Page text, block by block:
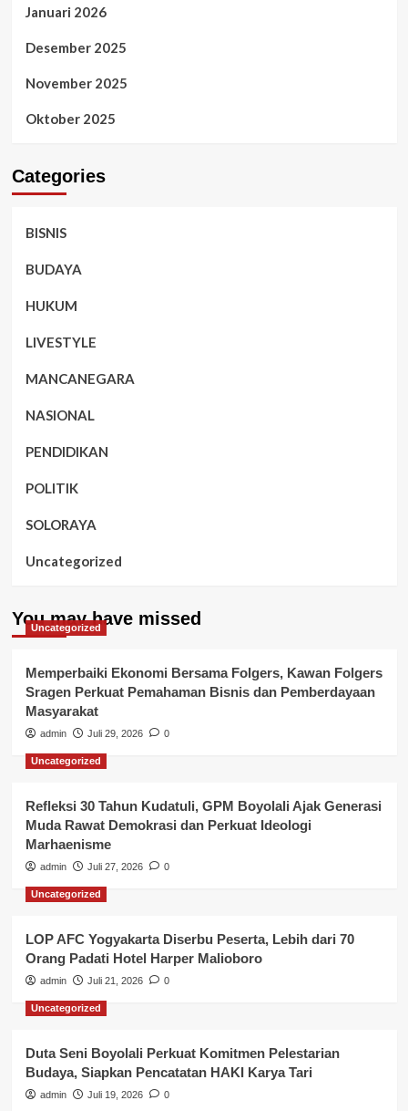
Januari 2026
Desember 2025
November 2025
Oktober 2025
Categories
BISNIS
BUDAYA
HUKUM
LIVESTYLE
MANCANEGARA
NASIONAL
PENDIDIKAN
POLITIK
SOLORAYA
Uncategorized
You may have missed
Uncategorized
Memperbaiki Ekonomi Bersama Folgers, Kawan Folgers
Sragen Perkuat Pemahaman Bisnis dan Pemberdayaan
Masyarakat
admin Juli 29, 2026 0
Uncategorized
Refleksi 30 Tahun Kudatuli, GPM Boyolali Ajak Generasi
Muda Rawat Demokrasi dan Perkuat Ideologi
Marhaenisme
admin Juli 27, 2026 0
Uncategorized
LOP AFC Yogyakarta Diserbu Peserta, Lebih dari 70
Orang Padati Hotel Harper Malioboro
admin Juli 21, 2026 0
Uncategorized
Duta Seni Boyolali Perkuat Komitmen Pelestarian
Budaya, Siapkan Pencatatan HAKI Karya Tari
admin Juli 19, 2026 0